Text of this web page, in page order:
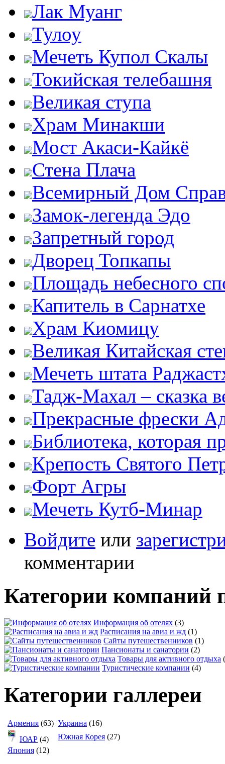
Лак Муанг
Тулоу
Мечеть Купол Скалы
Токийская телебашня
Великая ступа
Храм Минакши
Мост Акаси-Кайкё
Стена Плача
Всемирный Дом
Замок-легенда Эдо
Запретный город
Дворец Топкапы
Площадь небесного
Капитель в Сарнатхе
Храм Киомицу
Великая Китайская
Мечеть штата
Тадж-Махал – сказка
Прекрасные фрески
Библиотека, которая
Крепость Святого
Форт Агры
Мечеть Кутб-Минар
Войдите или
комментарии
Категории компаний
Информация об отелях (3)
Расписания на авиа и жд (1)
Сайты путешественников (1)
Пансионаты и санатории (2)
Товары для активного отдыха
Туристические компании (4)
Категории галлереи
Армения (63) Украина (16)
ЮАР (4) Южная Корея (27)
Япония (12)